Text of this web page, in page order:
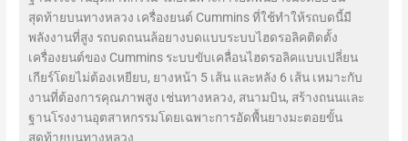
สุดท้ายบนทางหลวง เครื่องยนต์ Cummins ที่ใช้ทำให้รถบดนี้มี
พลังงานที่สูง รถบดถนนล้อยางบดแบบระบบไฮดรอลิคติดตั้ง
เครื่องยนต์ของ Cummins ระบบขับเคลื่อนไฮดรอลิคแบบเปลี่ยน
เกียร์โดยไม่ต้องเหยียบ, ยางหน้า 5 เส้น และหลัง 6 เส้น เหมาะกับ
งานที่ต้องการคุณภาพสูง เช่นทางหลวง, สนามบิน, สร้างถนนและ
ฐานโรงงานอุตสาหกรรมโดยเฉพาะการอัดพื้นยางมะตอยขั้น
สุดท้ายบนทางหลวง